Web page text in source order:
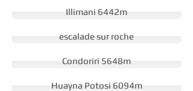
Illimani 6442m
escalade sur roche
Condoriri 5648m
Huayna Potosi 6094m